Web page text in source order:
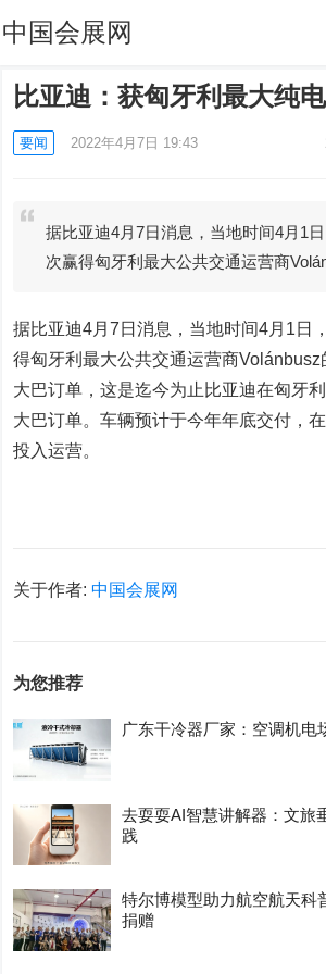
中国会展网
比亚迪：获匈牙利最大纯
要闻 2022年4月7日 19:43
据比亚迪4月7日消息，当地时间4月1
次赢得匈牙利最大公共交通运营商
据比亚迪4月7日消息，当地时间4月1日
得匈牙利最大公共交通运营商
大巴订单，这是迄今为止比亚迪在匈牙
大巴订单。车辆预计于今年年底交付，
投入运营。
关于作者:中国会展网
为您推荐
广东干冷器厂家：空调机电
去耍耍AI智慧讲解器：文旅
践
特尔博模型助力航空航天科
捐赠